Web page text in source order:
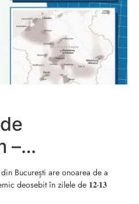
–
București are onoarea de a
deosebit în zilele de 𝟏𝟐-𝟏𝟑